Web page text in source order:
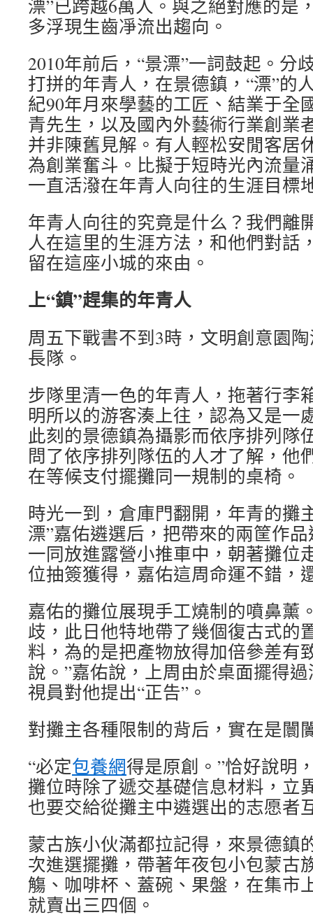
漂”已跨越6萬人。與之絕對應的是
多浮現生齒凈流出趨向。
2010年前后，“景漂”一詞鼓起。分
打拼的年青人，在景德鎮，“漂”的
紀90年月來學藝的工匠、結業于全
青先生，以及國內外藝術行業創
并非陳舊見解。有人輕松安閒客居
為創業奮斗。比擬于短時光內流量
一直活潑在年青人向往的生涯目標
年青人向往的究竟是什么？我們離
人在這里的生涯方法，和他們對話
留在這座小城的來由。
上“鎮”趕集的年青人
周五下戰書不到3時，文明創意園
長隊。
步隊里清一色的年青人，拖著行李
明所以的游客湊上往，認為又是一
此刻的景德鎮為攝影而依序排列隊
問了依序排列隊伍的人才了解，他
在等候支付擺攤同一規制的桌椅。
時光一到，倉庫門翻開，年青的攤
漂”嘉佑遴選后，把帶來的兩筐作
一同放進露營小推車中，朝著攤位
位抽簽獲得，嘉佑這周命運不錯，
嘉佑的攤位展現手工燒制的噴鼻薰
歧，此日他特地帶了幾個復古式的
料，為的是把產物放得加倍參差有
說。”嘉佑說，上周由於桌面擺得
視員對他提出“正告”。
對攤主各種限制的背后，實在是闤
“必定包養網得是原創。”恰好說明
攤位時除了遞交基礎信息材料，立
也要交給從攤主中遴選出的志愿者
蒙古族小伙滿都拉記得，來景德鎮
次進選擺攤，帶著年夜包小包蒙古
觴、咖啡杯、蓋碗、果盤，在集市
就賣出三四個。